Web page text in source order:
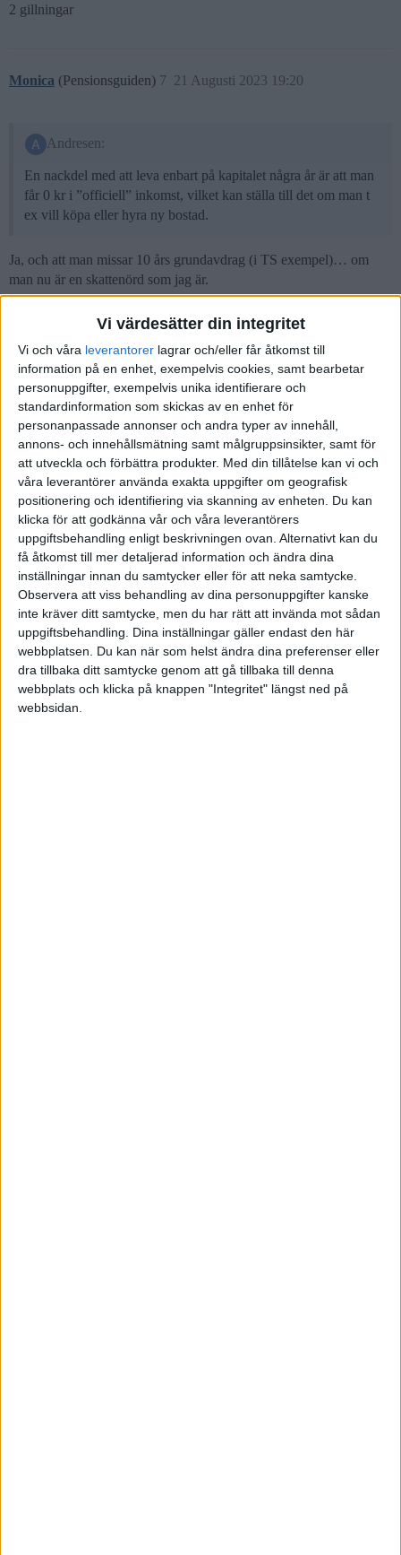
Vi värdesätter din integritet
Vi och våra leverantorer lagrar och/eller får åtkomst till
information på en enhet, exempelvis cookies, samt bearbetar
personuppgifter, exempelvis unika identifierare och
standardinformation som skickas av en enhet för
personanpassade annonser och andra typer av innehåll,
annons- och innehållsmätning samt målgruppsinsikter, samt för
att utveckla och förbättra produkter. Med din tillåtelse kan vi och
våra leverantörer använda exakta uppgifter om geografisk
positionering och identifiering via skanning av enheten. Du kan
klicka för att godkänna vår och våra leverantörers
uppgiftsbehandling enligt beskrivningen ovan. Alternativt kan du
få åtkomst till mer detaljerad information och ändra dina
inställningar innan du samtycker eller för att neka samtycke.
Observera att viss behandling av dina personuppgifter kanske
inte kräver ditt samtycke, men du har rätt att invända mot sådan
uppgiftsbehandling. Dina inställningar gäller endast den här
webbplatsen. Du kan när som helst ändra dina preferenser eller
dra tillbaka ditt samtycke genom att gå tillbaka till denna
webbplats och klicka på knappen "Integritet" längst ned på
webbsidan.
2 gillningar
Monica (Pensionsguiden) 21 Augusti 2023 19:20
7
Andresen:
En nackdel med att leva enbart på kapitalet några år är att man
får 0 kr i ”officiell” inkomst, vilket kan ställa till det om man t
ex vill köpa eller hyra ny bostad.
Ja, och att man missar 10 års grundavdrag (i TS exempel)… om
man nu är en skattenörd som jag är.
janbolmeson(Jan Bolmeson) 21 Augusti 2023 19:22
8
Välkommen till forumet @Moonshine !
@Monica kommer ju inte säga det själv (
) men jag skulle säga
attboka ett möte med henneför att räkna på just det här. Vi pratar
just i veckans avsnitt
om hur viktigt det är att få rätt på uttagen - det
finns många faktorer att ta hänsyn till.
4 gillningar
Tyreee 21 Augusti 2023 19:46
9
Är inte nya gränsen för att gå i pension 63 år ?